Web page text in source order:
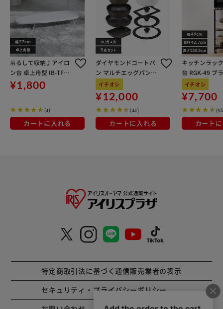
吊るして収納♪アイロ
ン台 卓上舟型 IB-TF76
ホワイト
¥1,800
(3)
カートに入れる
ダイヤモンドコートパ
ン マルチエッグパン入
り 9点セット IHガス火
対応 MEGI-9S ブラウン
メタリック
イチオシ
¥12,000
(33)
カートに入れる
キッチンラッ
台 RGK-49 ブ
イチオシ
¥7,700
カート
特定商取引法に基づく通信販売業者の表示
セキュリティ・プライバシーポリシー